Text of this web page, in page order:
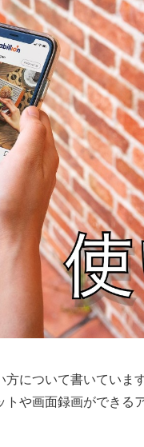
について書いています
や画面録画ができる